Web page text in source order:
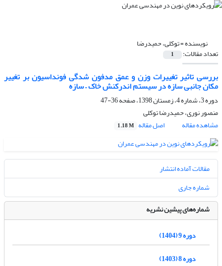
نویسنده =توکلی، حمیدرضا
تعداد مقالات: 1
بررسی تاثیر تغییرات وزن و عمق مدفون شدگی فونداسیون بر تغییر
مکان جانبی سازه در سیستم اندرکنش خاک – سازه
دوره 3، شماره 4، زمستان 1398، صفحه
36-47
منصور نوری، حمیدرضا توکلی
مشاهده مقاله
اصل مقاله 1.18 M
مقالات آماده انتشار
شماره جاری
شماره‌های پیشین نشریه
دوره 9 (1404)
دوره 8 (1403)